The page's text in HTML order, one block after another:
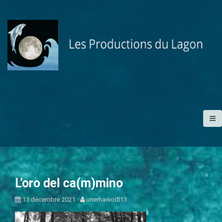
n
p
r
L’oro del ca(m)mino
13 décembre 2021 unemaisodl13